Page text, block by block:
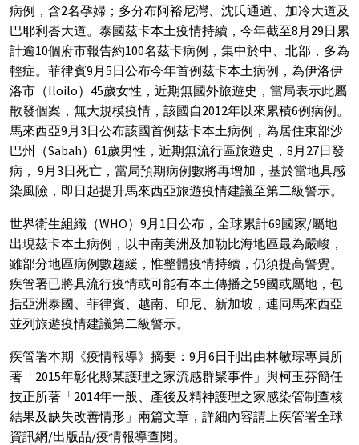
病例，含2名孕婦；多分布阿裕尼灣、沈氏通道、加冷大道及
巴耶利峇大道。泰國茲卡本土疫情持續，今年截至8月29日累
計逾10個府市報告約100名茲卡病例，集中於中、北部，多為
輕症。菲律賓9月5日公布今年首例茲卡本土病例，為伊洛伊
洛市（Iloilo）45歲女性，近期無國外旅遊史，當局表示此屬
散發個案，無大規模疫情，該國自2012年以來累積6例病例。
馬來西亞9月3日公布該國首例茲卡本土病例，為居住東部沙
巴州（Sabah）61歲男性，近期無流行區旅遊史，8月27日發
病， 9月3日死亡，當局預期病例數將再增加，基於當地具感
染風險，即日起提升馬來西亞旅遊疫情建議至第二級警示。
世界衛生組織（WHO）9月1日公布，全球累計69國家/屬地
出現茲卡本土病例，以中南美洲及加勒比海地區最為嚴峻，
雖部分地區病例數趨緩，惟整體疫情持續，仍須提高警覺。
疾管署已將具流行疫情或可能有本土傳播之59國或屬地，包
括亞洲泰國、菲律賓、越南、印尼、新加坡，連同馬來西亞
並列旅遊疫情建議第二級警示。
疾管署本期《疫情報導》摘要：9月6日刊出由林敏琮專員所
著「2015年彰化縣某護理之家流感群聚事件」與柯玉芬簡任
技正所著「2014年一般、產後及精神護理之家感染管制查核
結果及缺失改善情形」兩篇文章，詳細內容請上疾管署全球
資訊網/出版品/疫情報導查閱。